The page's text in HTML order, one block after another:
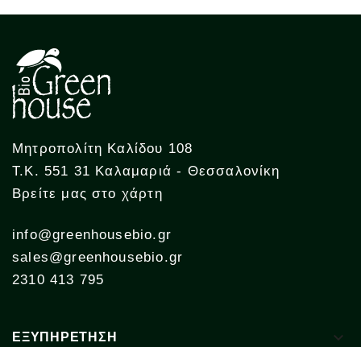
Μητροπολίτη Καλίδου 108
Τ.Κ. 551 31 Καλαμαριά - Θεσσαλονίκη
Βρείτε μας στο χάρτη
info@greenhousebio.gr
sales@greenhousebio.gr
2310 413 795
ΕΞΥΠΗΡΕΤΗΣΗ 